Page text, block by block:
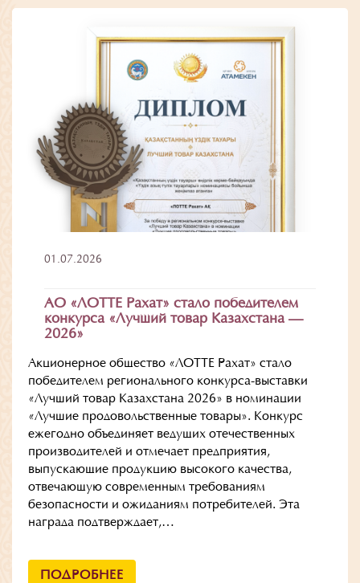
01.07.2026
АО «ЛОТТЕ Рахат» стало победителем
конкурса «Лучший товар Казахстана —
2026»
Акционерное общество «ЛОТТЕ Рахат» стало
победителем регионального конкурса-выставки
«Лучший товар Казахстана 2026» в номинации
«Лучшие продовольственные товары». Конкурс
ежегодно объединяет ведущих отечественных
производителей и отмечает предприятия,
выпускающие продукцию высокого качества,
отвечающую современным требованиям
безопасности и ожиданиям потребителей. Эта
награда подтверждает,…
ПОДРОБНЕЕ